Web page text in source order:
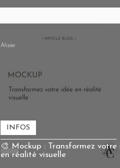
🎨 Mockup : Transformez votre
en réalité visuelle
INFOS
Alizée